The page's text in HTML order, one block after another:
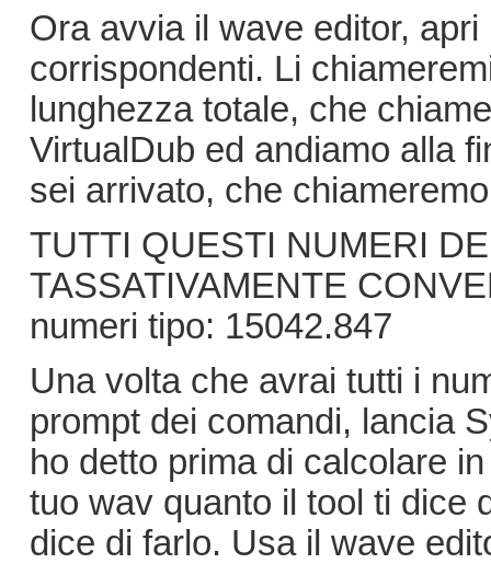
Ora avvia il wave editor,
corrispondenti. Li
lunghezza totale, che
VirtualDub ed andiamo alla
sei arrivato, che
TUTTI QUESTI NUMERI
TASSATIVAMENTE
numeri tipo: 15042.847
Una volta che avrai tutti i
prompt dei comandi, lancia
ho detto prima di calcolare
tuo wav quanto il tool ti dice
dice di farlo. Usa il wave